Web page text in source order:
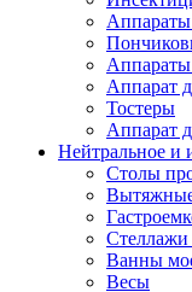
Аппараты
Аппараты
Аппарат
Тостеры
Аппарат
Нейтральное и
Столы
Ванны
Весы